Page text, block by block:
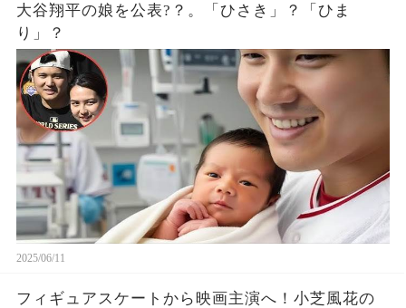
大谷翔平の娘を公表?？。「ひさき」？「ひま
り」？
2025/06/11
フィギュアスケートから映画主演へ！小芝風花の